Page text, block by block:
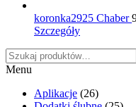
koronka2925 Chaber
Szczegóły
Szukaj:
Menu
Aplikacje (26)